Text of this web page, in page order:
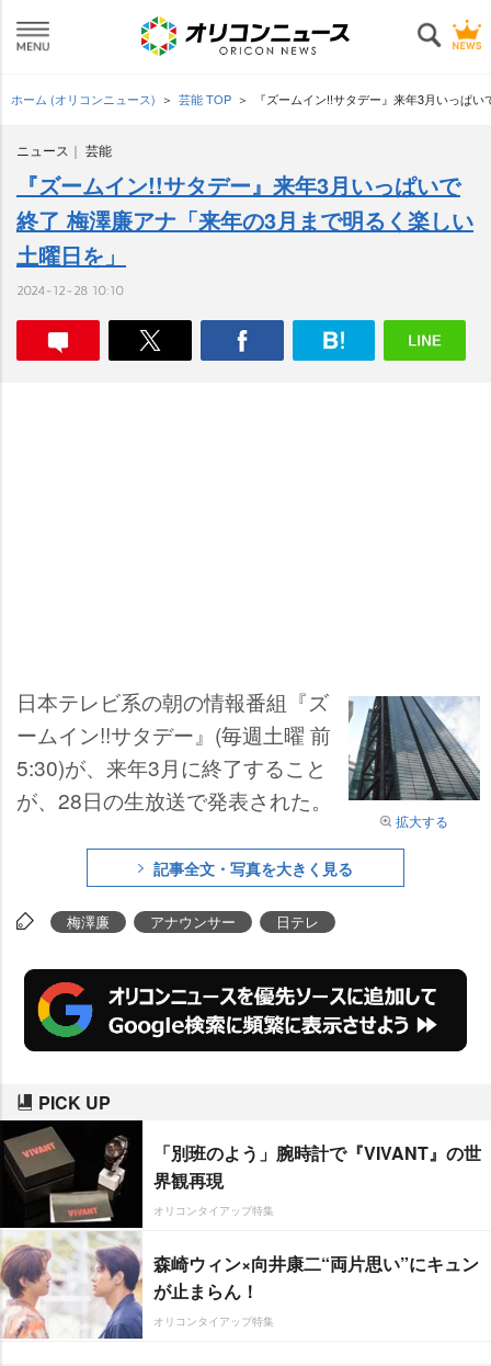
ホーム (オリコンニュース) 芸能 TOP 『ズームイン!!サタデー』来年3月いっぱ
ニュース 芸能
『ズームイン!!サタデー』来年3月いっぱいで
終了 梅澤廉アナ「来年の3月まで明るく楽しい
土曜日を」
2024-12-28 10:10
拡大する
日本テレビ系の朝の情報番組『ズ
ームイン!!サタデー』(毎週土曜 前
5:30)が、来年3月に終了すること
が、28日の生放送で発表された。
記事全文・写真を大きく見る
梅澤廉 アナウンサー 日テレ
PICK UP
「別班のよう」腕時計で『VIVANT』の世
界観再現
オリコンタイアップ特集
森崎ウィン×向井康二“両片思い”にキュン
が止まらん！
オリコンタイアップ特集